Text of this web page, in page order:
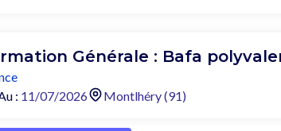
Générale : Bafa
: 11/07/2026 Montlhéry (91)